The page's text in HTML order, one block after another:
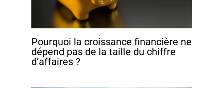
Pourquoi la croissance financière ne
dépend pas de la taille du chiffre
d’affaires ?